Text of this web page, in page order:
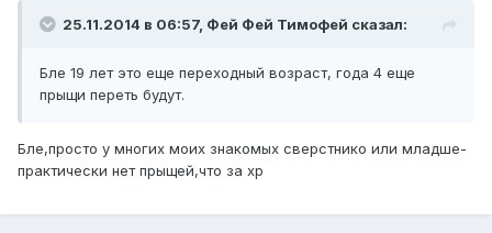
25.11.2014 в 06:57, Фей Фей Тимофей сказал:
Бле 19 лет это еще переходный возраст, года 4 еще
прыщи переть будут.
Бле,просто у многих моих знакомых сверстнико или младше-
практически нет прыщей,что за хр